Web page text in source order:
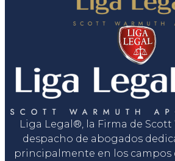
Liga Legal®, la Firma de
despacho de abogados
principalmente en los campos